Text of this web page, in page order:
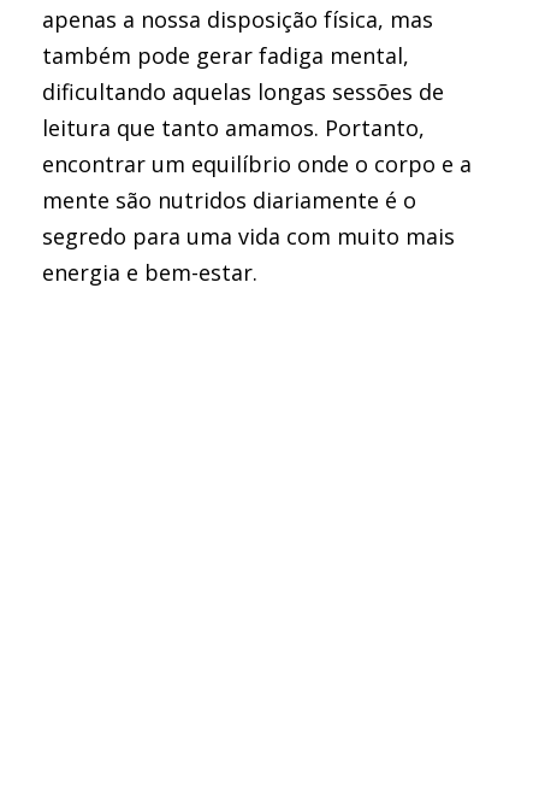
apenas a nossa disposição física, mas
também pode gerar fadiga mental,
dificultando aquelas longas sessões de
leitura que tanto amamos. Portanto,
encontrar um equilíbrio onde o corpo e a
mente são nutridos diariamente é o
segredo para uma vida com muito mais
energia e bem-estar.